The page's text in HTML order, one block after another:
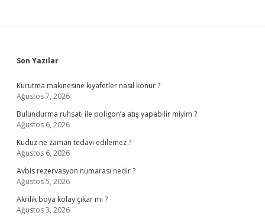
Sidebar
Son Yazılar
Kurutma makinesine kıyafetler nasıl konur ?
Ağustos 7, 2026
Bulundurma ruhsatı ile poligon’a atış yapabilir miyim ?
Ağustos 6, 2026
Kuduz ne zaman tedavi edilemez ?
Ağustos 6, 2026
Avbis rezervasyon numarası nedir ?
Ağustos 5, 2026
Akrilik boya kolay çıkar mı ?
Ağustos 3, 2026